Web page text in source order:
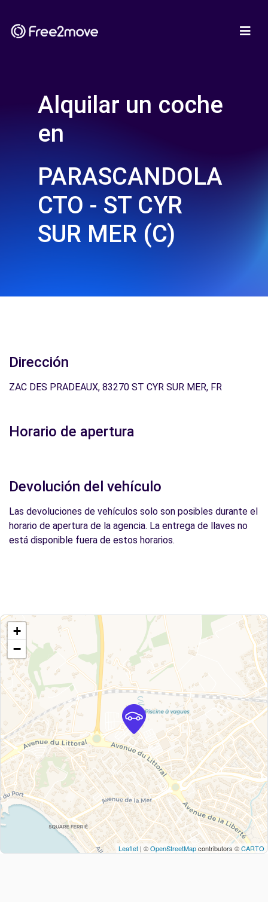
Alquilar un coche
en
PARASCANDOLA
CTO - ST CYR
SUR MER (C)
Dirección
ZAC DES PRADEAUX, 83270 ST CYR SUR MER, FR
Horario de apertura
Devolución del vehículo
Las devoluciones de vehículos solo son posibles durante el
horario de apertura de la agencia. La entrega de llaves no
está disponible fuera de estos horarios.
+
−
Leaflet | ©OpenStreetMapcontributors ©CARTO